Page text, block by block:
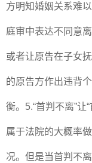
方明知婚姻关系难
庭审中表达不同意
或者让原告在子女
的原告方作出违背
衡。5.“首判不离”让
属于法院的大概率
况。但是当首判不